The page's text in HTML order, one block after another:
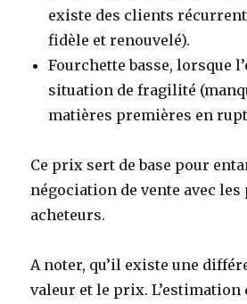
existe des clients
fidèle et renouvelé).
Fourchette basse, lorsque
situation de fragilité
matières premières en
Ce prix sert de base pour
négociation de vente avec
acheteurs.
A noter, qu’il existe une
valeur et le prix. L’estimation